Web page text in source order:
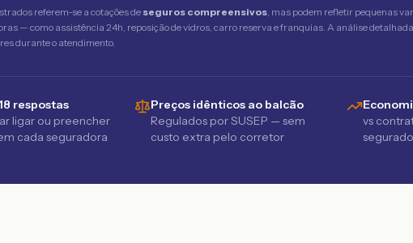
referem-se a cotações de seguros compreensivos, mas podem refletir pequenas
— como assistência 24h, reposição de vidros, carro reserva e franquias. A análise
durante o atendimento.
respostas
ligar ou preencher
cada seguradora
Preços idênticos ao balcão
Regulados por SUSEP — sem
custo extra pelo corretor
vs